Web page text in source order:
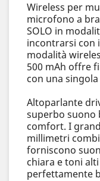
Wireless per
microfono a
SOLO in
incontrarsi con
modalità
500 mAh offre
con una singola
Altoparlante
superbo suono
comfort. I
millimetri
forniscono
chiara e toni
perfettamente